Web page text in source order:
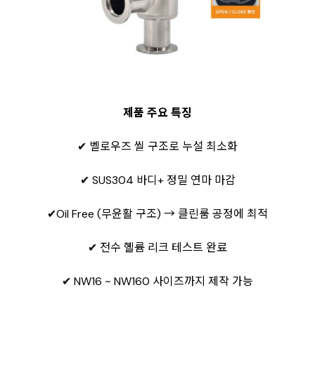
제품 주요 특징
✔ 벨로우즈 씰 구조로 누설 최소화
✔ SUS304 바디+ 정밀 연마 마감
✔Oil Free (무윤활 구조) → 클린룸 공정에 최적
✔ 전수 혤륨 리크 테스트 완료
✔ NW16 ~ NW160 사이즈까지 제작 가능